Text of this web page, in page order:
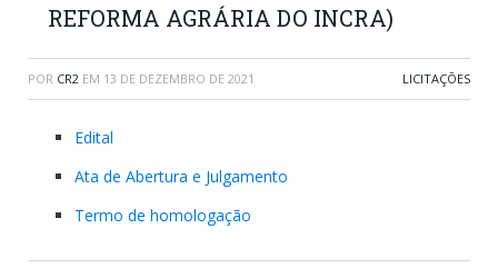
REFORMA AGRÁRIA DO INCRA)
POR CR2 EM 13 DE DEZEMBRO DE 2021 LICITAÇÕES
Edital
Ata de Abertura e Julgamento
Termo de homologação